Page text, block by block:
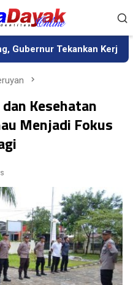
Kerja Keras dan
Kesehatan
Menjadi Fokus